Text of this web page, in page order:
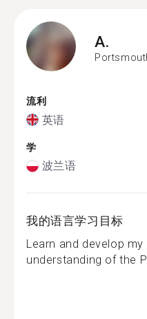
A.
流利
英语
学
波兰语
我的语言学习目标
Learn and develop
understanding of the